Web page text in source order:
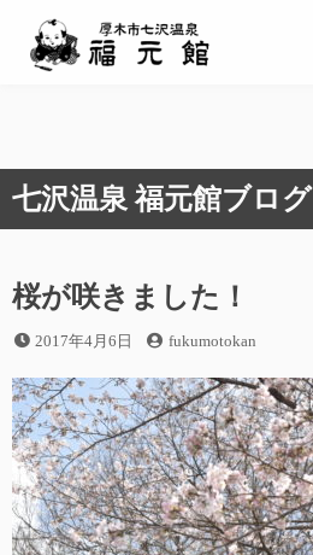
ス
キ七沢温泉 福元館ブログ
桜が咲きました！
投
日
2017年4月6日
投
者
fukumotokan